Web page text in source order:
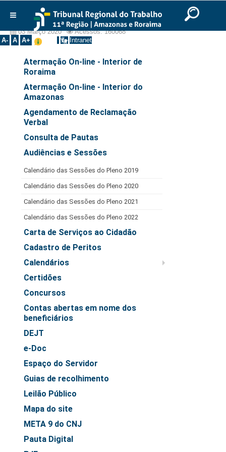
Ir para o rodapé
English
Português Español
A- A A+ Intranet
Institucional
Presidência
Corregedoria
Composição
Desembargadores
Seções Especializadas
Turmas
Varas do Trabalho
Juízes Substitutos
Diretores
Comitês
Processuais Unificadas
Dados
Comissão de Ética
Serviços
03 Março 2020 Acessos: 160068
Atermação On-line - Interior de
Roraima
Atermação On-line - Interior do
Amazonas
Agendamento de Reclamação
Verbal
Consulta de Pautas
Audiências e Sessões
Calendário das Sessões do Pleno 2019
Calendário das Sessões do Pleno 2020
Calendário das Sessões do Pleno 2021
Calendário das Sessões do Pleno 2022
Carta de Serviços ao Cidadão
Cadastro de Peritos
Calendários
Certidões
Concursos
Contas abertas em nome dos
beneficiários
DEJT
e-Doc
Espaço do Servidor
Guias de recolhimento
Leilão Público
Mapa do site
META 9 do CNJ
Pauta Digital